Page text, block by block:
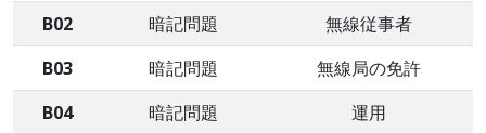
B02
暗記問題
無線従事者
B03
暗記問題
無線局の免許
B04
暗記問題
運用